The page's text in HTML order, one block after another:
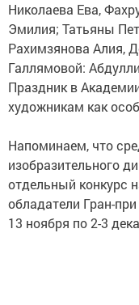
Николаева Ева,
Эмилия; Татьяны
Рахимзянова Алия,
Галлямовой:
Праздник в
художникам как
Напоминаем, что
изобразительного
отдельный конкурс
обладатели Гран-
13 ноября по 2-3